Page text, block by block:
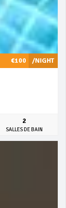
/NIGHT
€100
2
SALLES DE BAIN